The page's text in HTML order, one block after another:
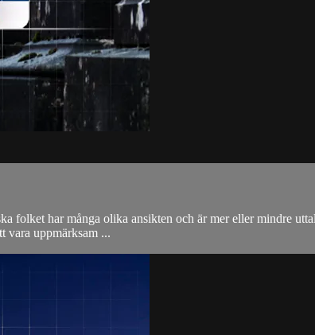
folket har många olika ansikten och är mer eller mindre
vara uppmärksam ...